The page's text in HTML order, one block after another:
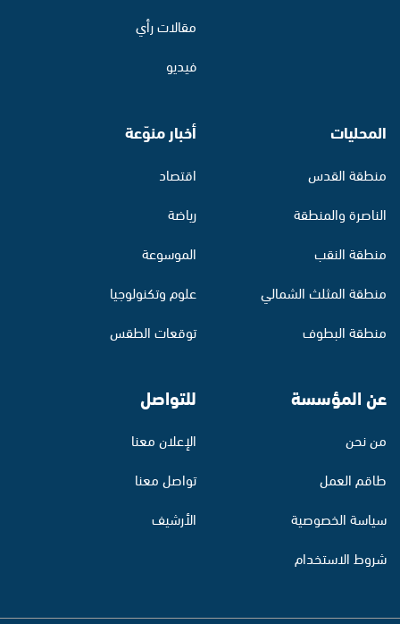
مقالات رأي
فيديو
المحليات
منطقة القدس
الناصرة والمنطقة
منطقة النقب
منطقة المثلث الشمالي
منطقة البطوف
أخبار منوّعة
اقتصاد
رياضة
الموسوعة
علوم وتكنولوجيا
توقعات الطقس
عن المؤسسة
من نحن
طاقم العمل
سياسة الخصوصية
شروط الاستخدام
للتواصل
الإعلان معنا
تواصل معنا
الأرشيف